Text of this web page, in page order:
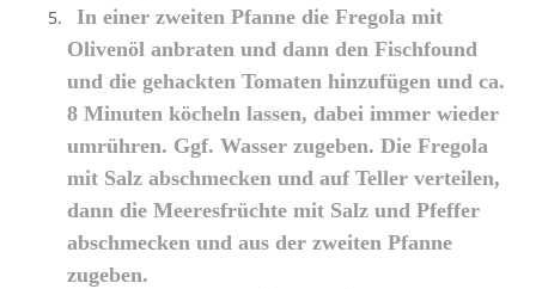
In einer zweiten Pfanne die Fregola mit
Olivenöl anbraten und dann den Fischfound
und die gehackten Tomaten hinzufügen und ca.
8 Minuten köcheln lassen, dabei immer wieder
umrühren. Ggf. Wasser zugeben. Die Fregola
mit Salz abschmecken und auf Teller verteilen,
dann die Meeresfrüchte mit Salz und Pfeffer
abschmecken und aus der zweiten Pfanne
zugeben.